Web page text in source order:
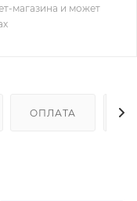
магазина и может
ОПЛАТА